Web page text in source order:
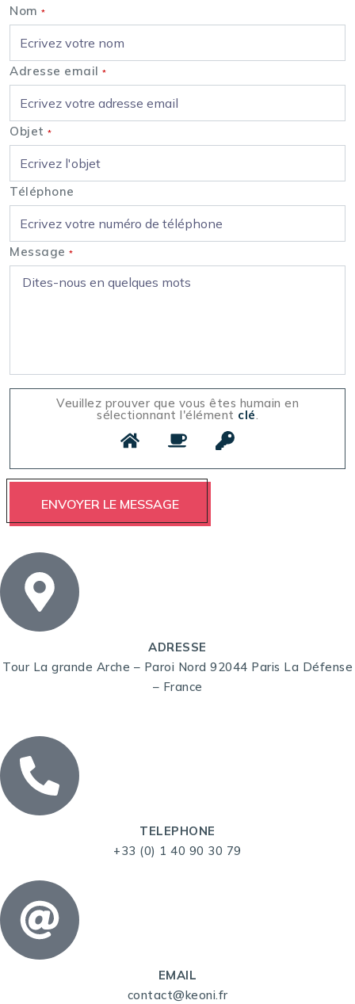
Nom *
Adresse email *
Objet *
Téléphone
Message *
Veuillez prouver que vous êtes humain en
sélectionnant l'élément clé.
ADRESSE
Tour La grande Arche – Paroi Nord 92044 Paris La Défense
– France
TELEPHONE
+33 (0) 1 40 90 30 79
EMAIL
contact@keoni.fr